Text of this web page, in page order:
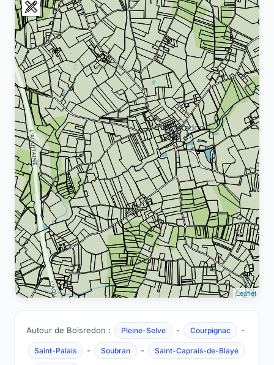
Leaflet
Autour de Boisredon : Pleine-Selve - Courpignac -
Saint-Palais - Soubran - Saint-Caprais-de-Blaye